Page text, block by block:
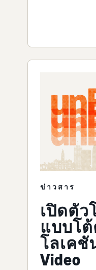
ข่าวสาร
เปิดตั
แบบโ
โลเคชั
Video